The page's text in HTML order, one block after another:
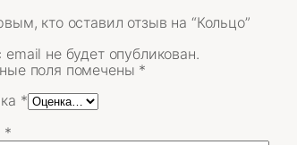
кто оставил отзыв на “Кольцо”
не будет опубликован.
поля помечены *
*
*